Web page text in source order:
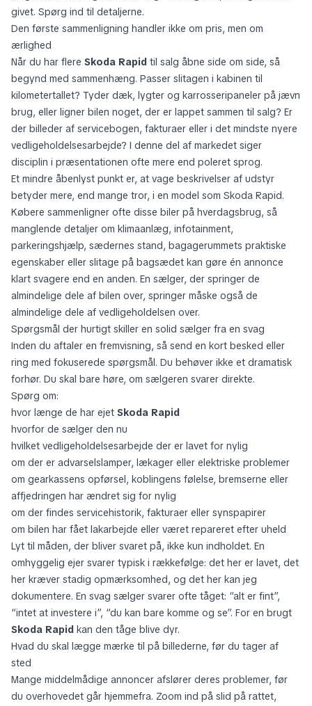
givet. Spørg ind til detaljerne.
Den første sammenligning handler ikke om pris, men om
ærlighed
Når du har flere Skoda Rapid til salg åbne side om side, så
begynd med sammenhæng. Passer slitagen i kabinen til
kilometertallet? Tyder dæk, lygter og karrosseripaneler på jævn
brug, eller ligner bilen noget, der er lappet sammen til salg? Er
der billeder af servicebogen, fakturaer eller i det mindste nyere
vedligeholdelsesarbejde? I denne del af markedet siger
disciplin i præsentationen ofte mere end poleret sprog.
Et mindre åbenlyst punkt er, at vage beskrivelser af udstyr
betyder mere, end mange tror, i en model som Skoda Rapid.
Købere sammenligner ofte disse biler på hverdagsbrug, så
manglende detaljer om klimaanlæg, infotainment,
parkeringshjælp, sædernes stand, bagagerummets praktiske
egenskaber eller slitage på bagsædet kan gøre én annonce
klart svagere end en anden. En sælger, der springer de
almindelige dele af bilen over, springer måske også de
almindelige dele af vedligeholdelsen over.
Spørgsmål der hurtigt skiller en solid sælger fra en svag
Inden du aftaler en fremvisning, så send en kort besked eller
ring med fokuserede spørgsmål. Du behøver ikke et dramatisk
forhør. Du skal bare høre, om sælgeren svarer direkte.
Spørg om:
hvor længe de har ejet Skoda Rapid
hvorfor de sælger den nu
hvilket vedligeholdelsesarbejde der er lavet for nylig
om der er advarselslamper, lækager eller elektriske problemer
om gearkassens opførsel, koblingens følelse, bremserne eller
affjedringen har ændret sig for nylig
om der findes servicehistorik, fakturaer eller synspapirer
om bilen har fået lakarbejde eller været repareret efter uheld
Lyt til måden, der bliver svaret på, ikke kun indholdet. En
omhyggelig ejer svarer typisk i rækkefølge: det her er lavet, det
her kræver stadig opmærksomhed, og det her kan jeg
dokumentere. En svag sælger svarer ofte tåget: “alt er fint”,
“intet at investere i”, “du kan bare komme og se”. For en brugt
Skoda Rapid kan den tåge blive dyr.
Hvad du skal lægge mærke til på billederne, før du tager af
sted
Mange middelmådige annoncer afslører deres problemer, før
du overhovedet går hjemmefra. Zoom ind på slid på rattet,